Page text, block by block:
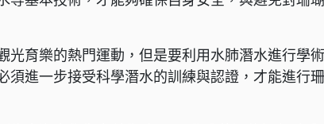
育樂的熱門運動，但是要利用水肺潛水進行學
進一步接受科學潛水的訓練與認證，才能進行